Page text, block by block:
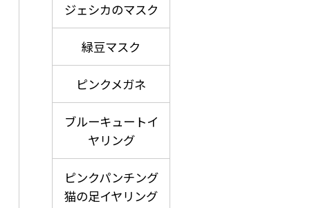
ジェシカのマスク
緑豆マスク
ピンクメガネ
ブルーキュートイ
ヤリング
ピンクパンチング
猫の足イヤリング